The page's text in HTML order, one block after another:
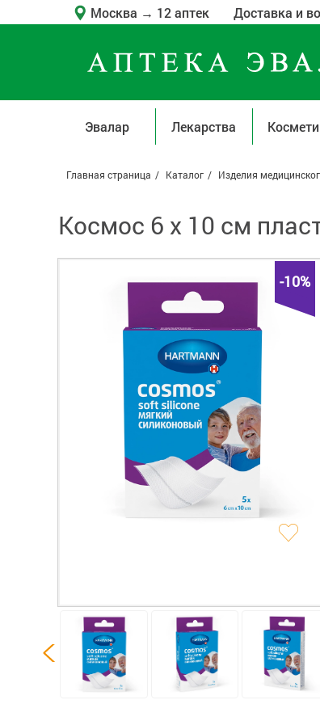
Москва → 12 аптек Доставка и
Эвалар Лекарства
Главная страница Каталог Изделия
Космос 6 х 10 см
-10%